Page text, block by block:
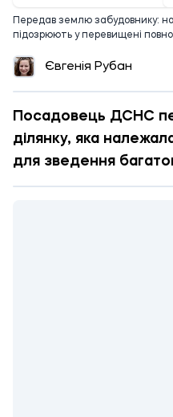
Передав землю забудовнику:
підозрюють у перевищені
Євгенія Рубан
Посадовець ДСНС
ділянку, яка
для зведення